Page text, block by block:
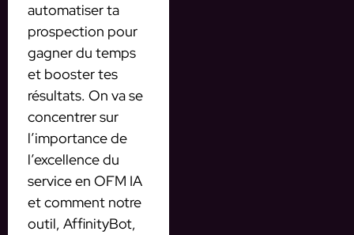
automatiser ta
prospection pour
gagner du temps
et booster tes
résultats. On va se
concentrer sur
l’importance de
l’excellence du
service en OFM IA
et comment notre
outil, AffinityBot,